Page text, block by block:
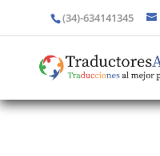
(34)-634141345